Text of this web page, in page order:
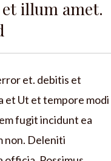
illum amet.
et. debitis et
et Ut et tempore modi
fugit incidunt ea
non. Deleniti